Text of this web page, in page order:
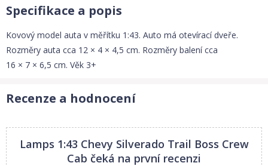
Specifikace a popis
Kovový model auta v měřítku 1:43. Auto má otevírací dveře.
Rozměry auta cca 12 × 4 × 4,5 cm. Rozměry balení cca
16 × 7 × 6,5 cm. Věk 3+
Recenze a hodnocení
Lamps 1:43 Chevy Silverado Trail Boss Crew
Cab čeká na první recenzi